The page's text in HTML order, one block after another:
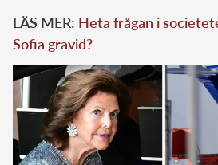
LÄS MER: Heta frågan i
Sofia gravid?